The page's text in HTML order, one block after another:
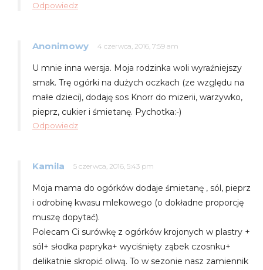
Odpowiedz
Anonimowy 4 czerwca, 2016, 7:59 am
U mnie inna wersja. Moja rodzinka woli wyraźniejszy
smak. Trę ogórki na dużych oczkach (ze względu na
małe dzieci), dodaję sos Knorr do mizerii, warzywko,
pieprz, cukier i śmietanę. Pychotka:-)
Odpowiedz
Kamila 5 czerwca, 2016, 5:43 pm
Moja mama do ogórków dodaje śmietanę , sól, pieprz
i odrobinę kwasu mlekowego (o dokładne proporcję
muszę dopytać).
Polecam Ci surówkę z ogórków krojonych w plastry +
sól+ słodka papryka+ wyciśnięty ząbek czosnku+
delikatnie skropić oliwą. To w sezonie nasz zamiennik